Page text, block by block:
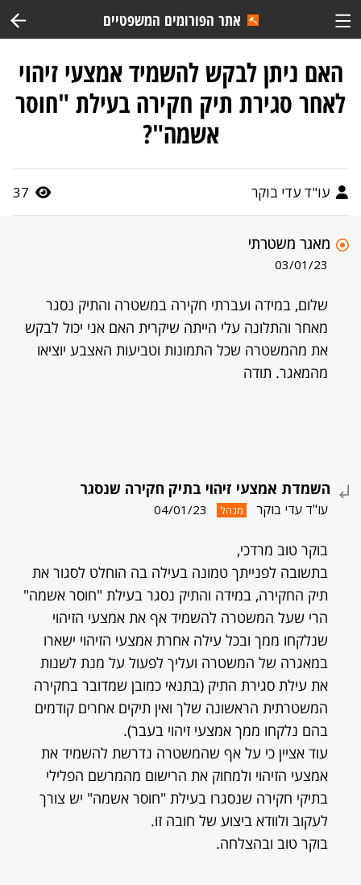
אתר הפורומים המשפטיים
האם ניתן לבקש להשמיד אמצעי זיהוי
לאחר סגירת תיק חקירה בעילת "חוסר
אשמה"?
עו"ד עדי בוקר 37
מאגר משטרתי
03/01/23
שלום, במידה ועברתי חקירה במשטרה והתיק נסגר
מאחר והתלונה עלי הייתה שיקרית האם אני יכול לבקש
את מהמשטרה שכל התמונות וטביעות האצבע יוציאו
מהמאגר. תודה
השמדת אמצעי זיהוי בתיק חקירה שנסגר
עו"ד עדי בוקר מנהל 04/01/23
בוקר טוב מרדכי,
בתשובה לפנייתך טמונה בעילה בה הוחלט לסגור את
תיק החקירה, במידה והתיק נסגר בעילת "חוסר אשמה"
הרי שעל המשטרה להשמיד אף את אמצעי הזיהוי
שנלקחו ממך ובכל עילה אחרת אמצעי הזיהוי ישארו
במאגרה של המשטרה ועליך לפעול על מנת לשנות
את עילת סגירת התיק (בתנאי כמובן שמדובר בחקירה
המשטרתית הראשונה שלך ואין תיקים אחרים קודמים
בהם נלקחו ממך אמצעי זיהוי בעבר).
עוד אציין כי על אף שהמשטרה נדרשת להשמיד את
אמצעי הזיהוי ולמחוק את הרישום מהמרשם הפלילי
בתיקי חקירה שנסגרו בעילת "חוסר אשמה" יש צורך
לעקוב ולוודא ביצוע של חובה זו.
בוקר טוב ובהצלחה.